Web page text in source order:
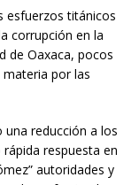
esfuerzos titánicos
corrupción en la
de Oaxaca, pocos
por las
reducción a los
respuesta en
autoridades y